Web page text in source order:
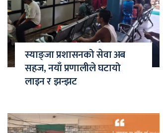
स्याङ्जा प्रशासनको सेवा अब
सहज, नयाँ प्रणालीले घटायो
लाइन र झन्झट